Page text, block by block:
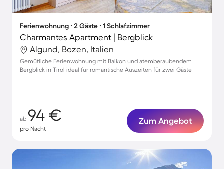
Ferienwohnung ∙ 2 Gäste ∙ 1 Schlafzimmer
Charmantes Apartment | Bergblick
Algund, Bozen, Italien
Gemütliche Ferienwohnung mit Balkon und atemberaubendem
Bergblick in Tirol ideal für romantische Auszeiten für zwei Gäste
ab 94 €
pro Nacht
Zum Angebot